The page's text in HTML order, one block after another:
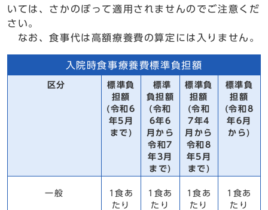
いては、さかのぼって適用されませんのでご注意くだ
さい。
なお、食事代は高額療養費の算定には入りません。
入院時食事療養費標準負担額
区分
標準負
担額
(令和6
年5月
まで)
標準
負担額
(令和
6年6
月から
令和7
年3月
まで)
標準負
担額
(令和
7年4
月から
令和8
年5月
まで)
標準負
担額
(令和8
年6月
から)
一般
1食あ
たり
1食あ
たり
1食あ
たり
1食あ
たり